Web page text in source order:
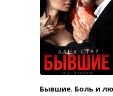
Бывшие. Боль и